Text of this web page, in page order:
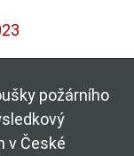
požárního
v České